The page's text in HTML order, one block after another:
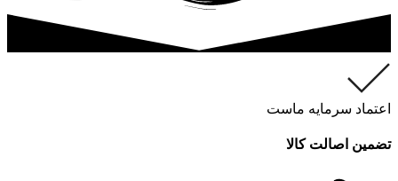
اعتماد سرمایه ماست
تضمین اصالت کالا